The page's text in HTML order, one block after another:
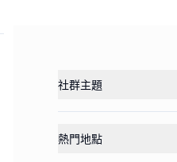
社群主題
熱門地點